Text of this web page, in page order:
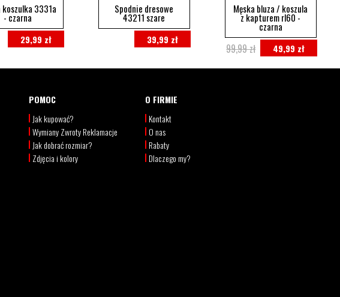
koszulka 3331a
- czarna
29,99 zł
Spodnie dresowe
43211 szare
39,99 zł
Męska bluza / koszula
z kapturem rl60 -
czarna
49,99 zł
99,99 zł
POMOC
Jak kupować?
Wymiany Zwroty Reklamacje
Jak dobrać rozmiar?
Zdjęcia i kolory
O FIRMIE
Kontakt
O nas
Rabaty
Dlaczego my?